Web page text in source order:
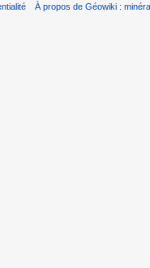
À propos de Géowiki :